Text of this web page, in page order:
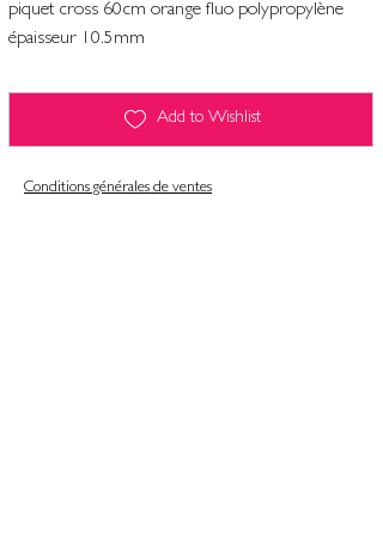
piquet cross 60cm orange fluo polypropylène
épaisseur 10.5mm
Add to Wishlist
Conditions générales de ventes